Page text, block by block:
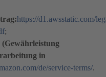
https://d1.awsstatic.com/
;
in
de/service-terms/.